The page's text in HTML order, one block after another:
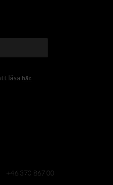
läsa här.
+46 370 867 00